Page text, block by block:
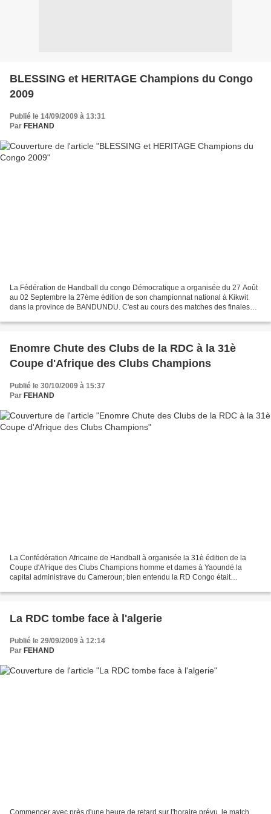
BLESSING et HERITAGE Champions du Congo
2009
Publié le 14/09/2009 à 13:31
Par FEHAND
La Fédération de Handball du congo Démocratique a organisée du 27 Août
au 02 Septembre la 27ème édition de son championnat national à Kikwit
dans la province de BANDUNDU. C'est au cours des matches des finales
Enomre Chute des Clubs de la RDC à la 31è
Coupe d'Afrique des Clubs Champions
Publié le 30/10/2009 à 15:37
Par FEHAND
La Confédération Africaine de Handball à organisée la 31è édition de la
Coupe d'Afrique des Clubs Champions homme et dames à Yaoundé la
capital administrave du Cameroun; bien entendu la RD Congo était
La RDC tombe face à l'algerie
Publié le 29/09/2009 à 12:14
Par FEHAND
Commencer avec près d'une heure de retard sur l'horaire prévu, le match